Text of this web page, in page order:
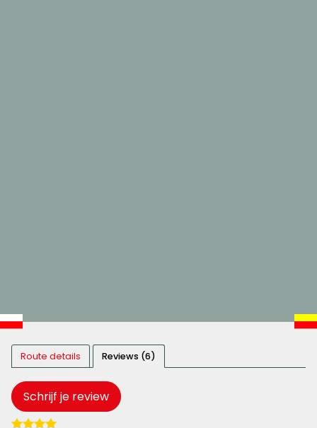
Route details Reviews (6)
Schrijf je review